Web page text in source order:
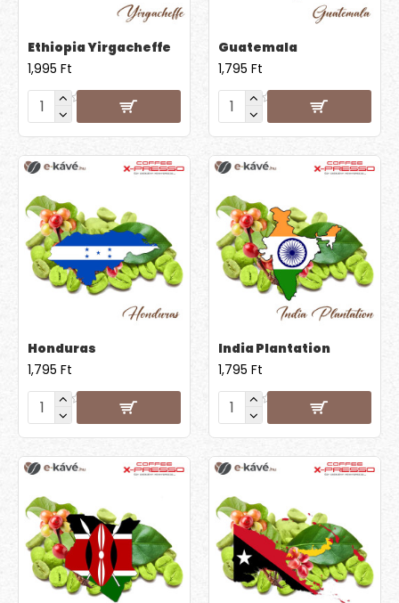
Ethiopia Yirgacheffe
1,995 Ft
Guatemala
1,795 Ft
Honduras
1,795 Ft
India Plantation
1,795 Ft